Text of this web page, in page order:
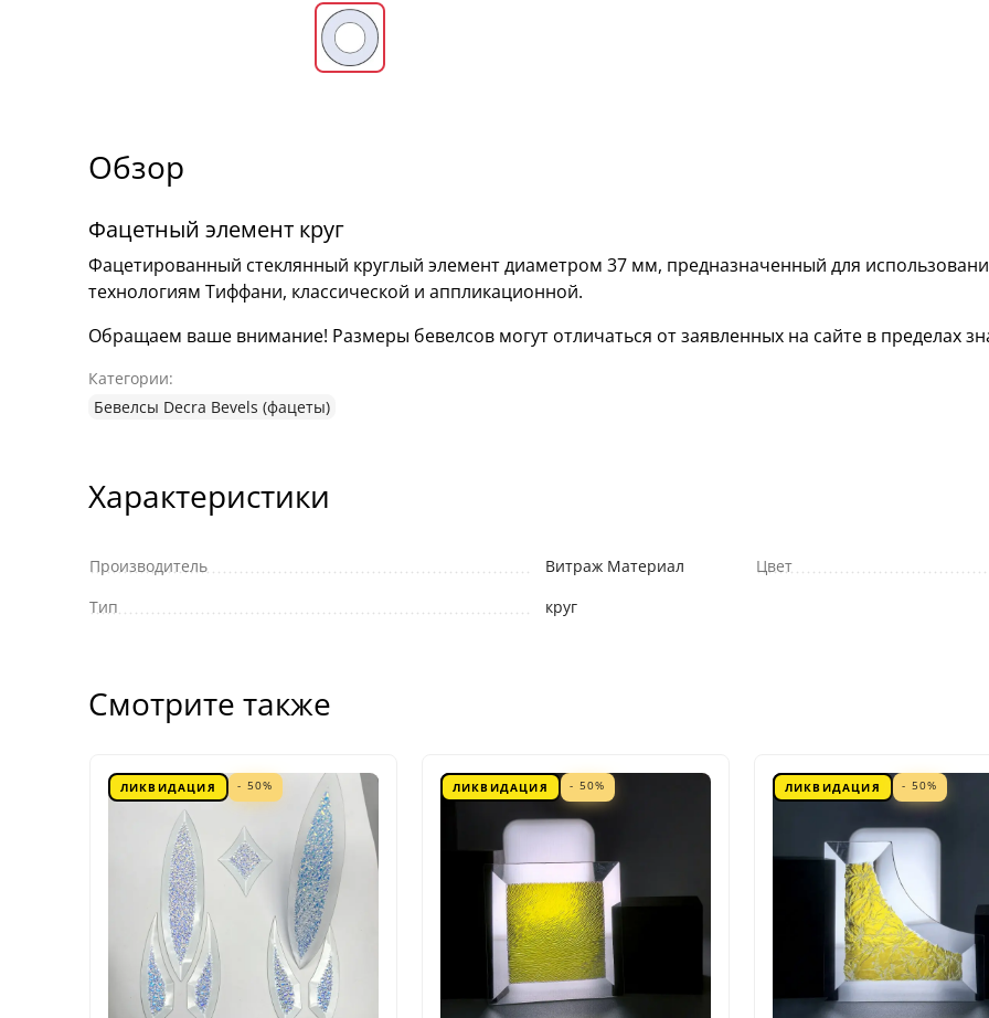
Обзор
Фацетный элемент круг
Фацетированный стеклянный круглый элемент диаметром 37 мм, предназначенный для
технологиям Тиффани, классической и аппликационной.
Обращаем ваше внимание! Размеры бевелсов могут отличаться от заявленных на сайте в пределах
Категории:
Бевелсы Decra Bevels (фацеты)
Характеристики
Производитель
Витраж Материал
Тип
круг
Цвет
Смотрите также
ЛИКВИДАЦИЯ - 50% ЛИКВИДАЦИЯ - 50% ЛИКВИДАЦИЯ - 50%